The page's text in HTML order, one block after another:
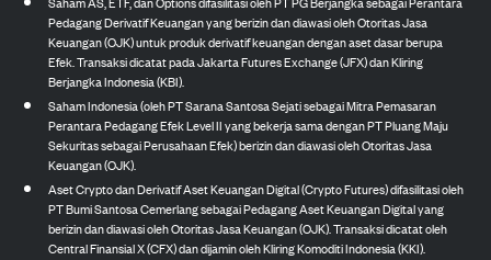
Pedagang Derivatif Keuangan yang berizin dan diawasi oleh Otoritas Jasa
Keuangan (OJK) untuk produk derivatif keuangan dengan aset dasar berupa
Efek. Transaksi dicatat pada Jakarta Futures Exchange (JFX) dan Kliring
Berjangka Indonesia (KBI).
Saham Indonesia (oleh PT Sarana Santosa Sejati sebagai Mitra Pemasaran
Perantara Pedagang Efek Level II yang bekerja sama dengan PT Pluang Maju
Sekuritas sebagai Perusahaan Efek) berizin dan diawasi oleh Otoritas Jasa
Keuangan (OJK).
Aset Crypto dan Derivatif Aset Keuangan Digital (Crypto Futures) difasilitasi oleh
PT Bumi Santosa Cemerlang sebagai Pedagang Aset Keuangan Digital yang
berizin dan diawasi oleh Otoritas Jasa Keuangan (OJK). Transaksi dicatat oleh
Central Finansial X (CFX) dan dijamin oleh Kliring Komoditi Indonesia (KKI).